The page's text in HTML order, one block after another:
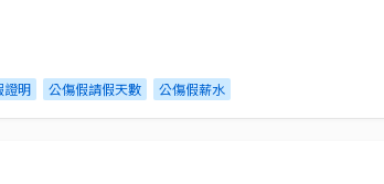
證明 公傷假請假天數 公傷假薪水